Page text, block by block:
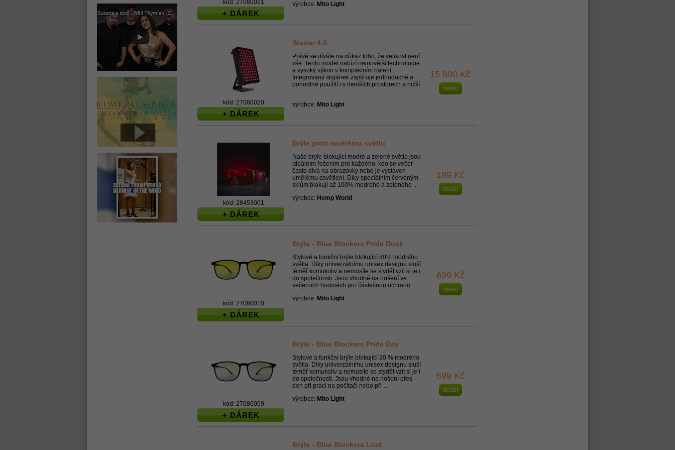
kód: 27080021
+ DÁREK
výrobce: Mito Light
kód: 27080020
+ DÁREK
Starter 4.0
Právě se díváte na důkaz toho, že velikost není
vše. Tento model nabízí nejnovější technologie
a vysoký výkon v kompaktním balení.
Integrovaný stojánek zajišťuje jednoduché a
pohodlné použití i v menších prostorech a nižší
...
výrobce: Mito Light
15 900 Kč
detail
kód: 28453001
+ DÁREK
Brýle proti modrému světlu
Naše brýle blokující modré a zelené světlo jsou
ideálním řešením pro každého, kdo se večer
často dívá na obrazovky nebo je vystaven
umělému osvětlení. Díky speciálním červeným
sklům blokují až 100% modrého a zeleného ...
výrobce: Hemp World
199 Kč
detail
kód: 27080010
+ DÁREK
Brýle - Blue Blockers Pride Dusk
Stylové a funkční brýle blokující 80% modrého
světla. Díky univerzálnímu unisex designu sluší
téměř komukoliv a nemusíte se stydět vzít si je i
do společnosti. Jsou vhodné na nošení ve
večerních hodinách pro částečnou ochranu ...
výrobce: Mito Light
699 Kč
detail
kód: 27080009
+ DÁREK
Brýle - Blue Blockers Pride Day
Stylové a funkční brýle blokující 30 % modrého
světla. Díky univerzálnímu unisex designu sluší
téměř komukoliv a nemusíte se stydět vzít si je i
do společnosti. Jsou vhodné na nošení přes
den při práci na počítači nebo při ...
výrobce: Mito Light
699 Kč
detail
Brýle - Blue Blockers Lust